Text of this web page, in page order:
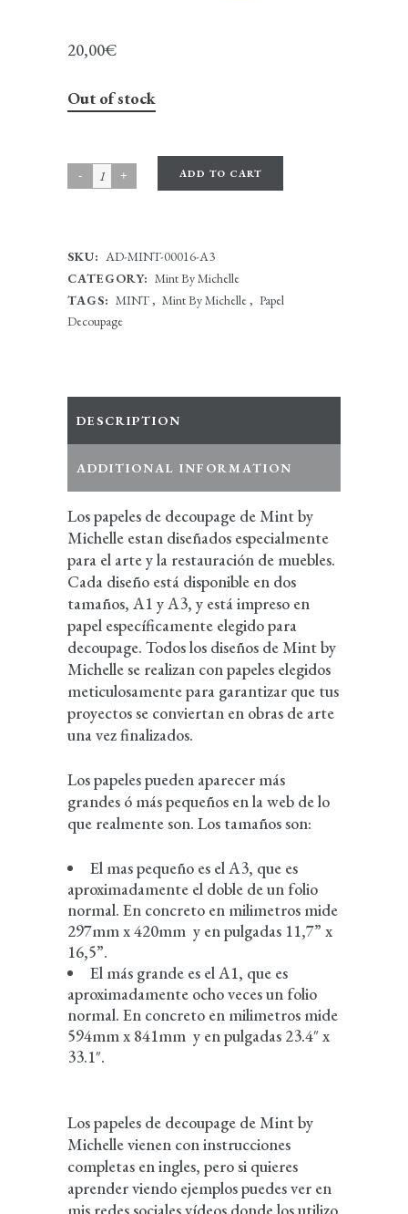
20,00€
Out of stock
ADD TO CART
SKU: AD-MINT-00016-A3
CATEGORY: Mint By Michelle
TAGS: MINT, Mint By Michelle, Papel
Decoupage
DESCRIPTION
ADDITIONAL INFORMATION
Los papeles de decoupage de Mint by
Michelle estan diseñados especialmente
para el arte y la restauración de muebles.
Cada diseño está disponible en dos
tamaños, A1 y A3, y está impreso en
papel específicamente elegido para
decoupage. Todos los diseños de Mint by
Michelle se realizan con papeles elegidos
meticulosamente para garantizar que tus
proyectos se conviertan en obras de arte
una vez finalizados.
Los papeles pueden aparecer más
grandes ó más pequeños en la web de lo
que realmente son. Los tamaños son:
El mas pequeño es el A3, que es
aproximadamente el doble de un folio
normal. En concreto en milimetros mide
297mm x 420mm y en pulgadas 11,7” x
16,5”.
El más grande es el A1, que es
aproximadamente ocho veces un folio
normal. En concreto en milimetros mide
594mm x 841mm y en pulgadas 23.4″ x
33.1″.
Los papeles de decoupage de Mint by
Michelle vienen con instrucciones
completas en ingles, pero si quieres
aprender viendo ejemplos puedes ver en